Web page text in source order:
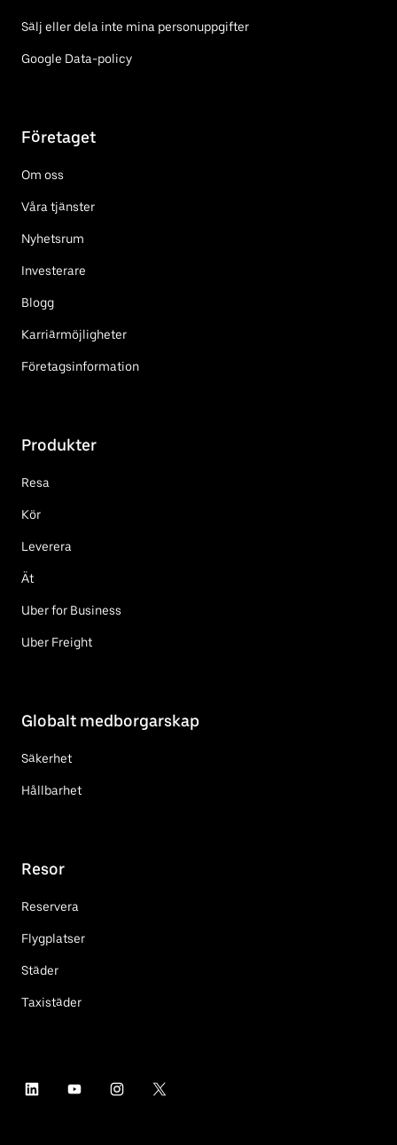
Sälj eller dela inte mina personuppgifter
Google Data-policy
Företaget
Om oss
Våra tjänster
Nyhetsrum
Investerare
Blogg
Karriärmöjligheter
Företagsinformation
Produkter
Resa
Kör
Leverera
Ät
Uber for Business
Uber Freight
Globalt medborgarskap
Säkerhet
Hållbarhet
Resor
Reservera
Flygplatser
Städer
Taxistäder